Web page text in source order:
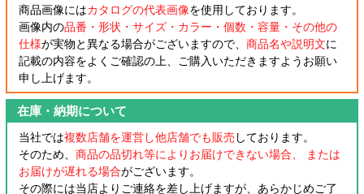
商品画像にはカタログの代表画像を使用しております。
画像内の品番・形状・サイズ・カラー・個数・容量・その他の
仕様が実物と異なる場合がございますので、 商品名や説明文に
記載の内容をよくご確認の上、ご購入いただきますようお願い
申し上げます。
在庫・納期について
当社では複数店舗を運営し他店舗でも販売 しております。
そのため、 商品の品切れ等によりお届けできない場合、 または
お届けが遅れる場合がございます。
その際には当店よりご連絡を差し上げますが、あらかじめご了